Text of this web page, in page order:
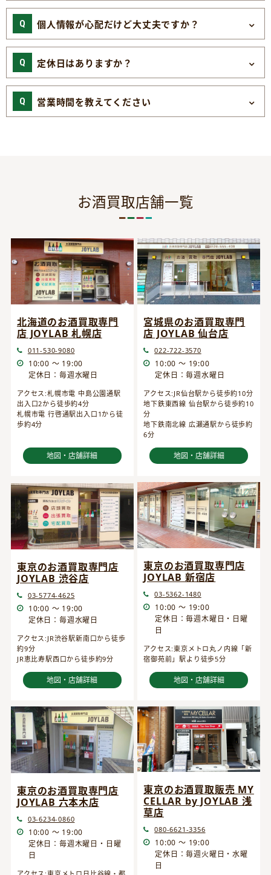
個人情報が心配だけど大丈夫ですか？
定休日はありますか？
営業時間を教えてください
お酒買取店舗一覧
北海道のお酒買取専門
店 JOYLAB 札幌店
011-530-9080
10:00 ～ 19:00
定休日：毎週水曜日
アクセス:札幌市電 中島公園通駅
出入口2から徒歩約4分
札幌市電 行啓通駅出入口1から徒
歩約4分
地図・店舗詳細
宮城県のお酒買取専門
店 JOYLAB 仙台店
022-722-3570
10:00 ～ 19:00
定休日：毎週水曜日
アクセス:JR仙台駅から徒歩約10分
地下鉄東西線 仙台駅から徒歩約10
分
地下鉄南北線 広瀬通駅から徒歩約
6分
地図・店舗詳細
東京のお酒買取専門店
JOYLAB 渋谷店
03-5774-4625
10:00 ～ 19:00
定休日：毎週水曜日
アクセス:JR渋谷駅新南口から徒歩
約9分
JR恵比寿駅西口から徒歩約9分
地図・店舗詳細
東京のお酒買取専門店
JOYLAB 新宿店
03-5362-1480
10:00 ～ 19:00
定休日：毎週木曜日・日曜
日
アクセス:東京メトロ丸ノ内線「新
宿御苑前」駅より徒歩5分
地図・店舗詳細
東京のお酒買取専門店
JOYLAB 六本木店
03-6234-0860
10:00 ～ 19:00
定休日：毎週木曜日・日曜
日
東京のお酒買取販売 MY
CELLAR by JOYLAB 浅
草店
080-6621-3356
10:00 ～ 19:00
定休日：毎週火曜日・水曜
日